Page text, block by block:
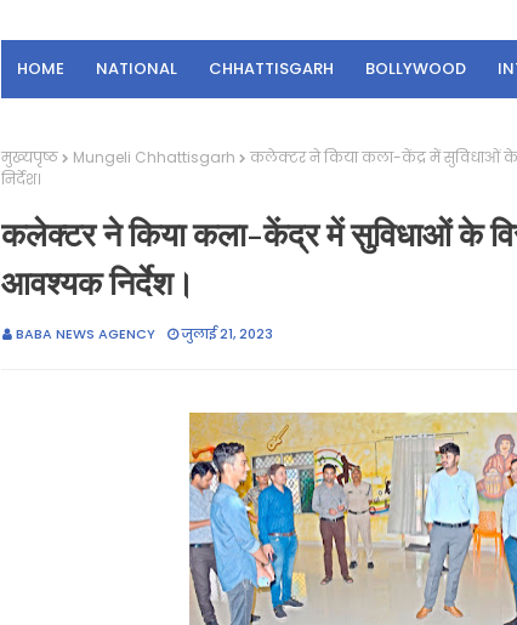
HOME NATIONAL CHHATTISGARH BOLLYWOOD
मुख्यपृष्ठ Mungeli Chhattisgarh
कलेक्टर ने किया कला-केंद्र में सुविधाओं के
निर्देश।
कलेक्टर ने किया कला-केंद्र में सुविधाओं के
आवश्यक निर्देश।
BABA NEWS AGENCY जुलाई 21, 2023